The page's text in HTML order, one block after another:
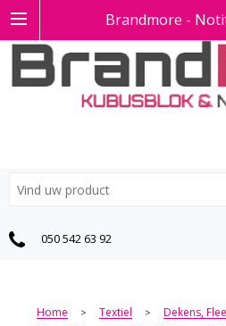
Brandmore -
050 542 63 92
Home > Textiel > Dekens,